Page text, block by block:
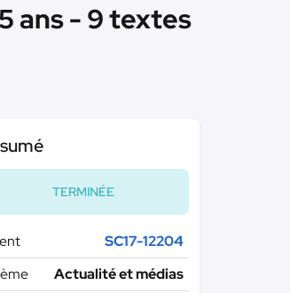
ans - 9 textes
TERMINÉE
SC17-12204
Actualité et médias